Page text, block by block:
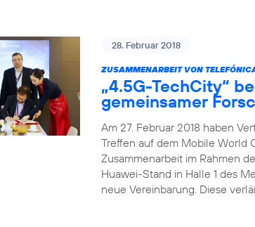
28. Februar 2018
ZUSAMMENARBEIT VON
„4.5G-TechCity“
gemeinsamer
Am 27. Februar 2018 haben
Treffen auf dem Mobile World
Zusammenarbeit im Rahmen
Huawei-Stand in Halle 1 des
neue Vereinbarung. Diese